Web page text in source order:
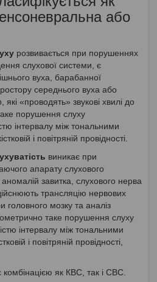
або
розвивається при порушеннях
слухової системи, є
вуха, барабанної
середнього вуха або
які «проводять» звукові хвилі до
порушення слуху
інтервалу між тональними
і повітряній провідності.
виникає при
апарату слухового
завитка, слухового нерва
трансляцію нервових
головного мозку та аналіз
таке порушення слуху
інтервалу між тональними
і повітряній провідності,
комбінацією як КВС, так і СВС.